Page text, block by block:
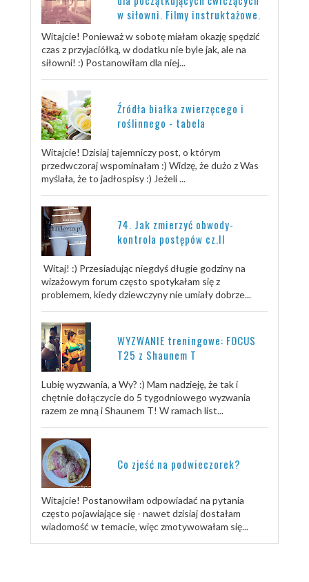
w siłowni. Filmy instruktażowe.
Witajcie! Ponieważ w sobotę miałam okazję spędzić
czas z przyjaciółką, w dodatku nie byle jak, ale na
siłowni! :) Postanowiłam dla niej...
Źródła białka zwierzęcego i
roślinnego - tabela
Witajcie! Dzisiaj tajemniczy post, o którym
przedwczoraj wspominałam :) Widzę, że dużo z Was
myślała, że to jadłospisy :) Jeżeli ...
74. Jak zmierzyć obwody-
kontrola postępów cz.II
Witaj! :) Przesiadując niegdyś długie godziny na
wizażowym forum często spotykałam się z
problemem, kiedy dziewczyny nie umiały dobrze...
WYZWANIE treningowe: FOCUS
T25 z Shaunem T
Lubię wyzwania, a Wy? :) Mam nadzieję, że tak i
chętnie dołączycie do 5 tygodniowego wyzwania
razem ze mną i Shaunem T! W ramach list...
Co zjeść na podwieczorek?
Witajcie! Postanowiłam odpowiadać na pytania
często pojawiające się - nawet dzisiaj dostałam
wiadomość w temacie, więc zmotywowałam się...